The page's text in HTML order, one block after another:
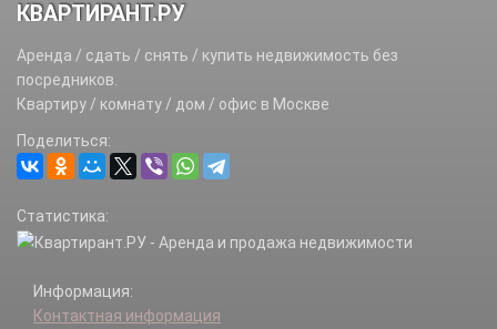
КВАРТИРАНТ.РУ
Аренда / сдать / снять / купить недвижимость без
посредников.
Квартиру / комнату / дом / офис в Москве
Поделиться:
Статистика:
Информация:
Контактная информация